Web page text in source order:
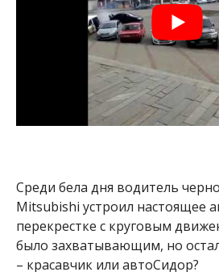
Среди бела дня водитель
Mitsubishi устроил настоящее
перекрестке с круговым
было захватывающим, но
– красавчик или автоСидор?